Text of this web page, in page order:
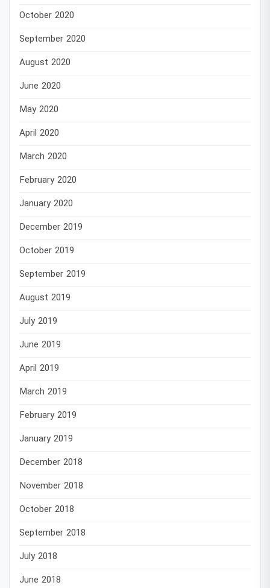
October 2020
September 2020
August 2020
June 2020
May 2020
April 2020
March 2020
February 2020
January 2020
December 2019
October 2019
September 2019
August 2019
July 2019
June 2019
April 2019
March 2019
February 2019
January 2019
December 2018
November 2018
October 2018
September 2018
July 2018
June 2018